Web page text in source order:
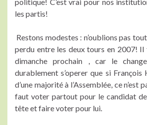
les partis!
Restons modestes : n’oublions pas
perdu entre les deux tours en 2007!
dimanche prochain , car le
durablement s’operer que si François
d’une majorité à l’Assemblée, ce n’est
faut voter partout pour le candidat
tête et faire voter pour lui.